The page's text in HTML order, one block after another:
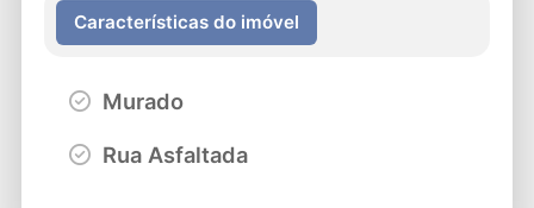
Características do imóvel
Murado
Rua Asfaltada